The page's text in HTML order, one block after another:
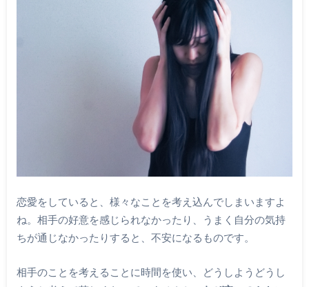
恋愛をしていると、様々なことを考え込んでしまいますよ
ね。相手の好意を感じられなかったり、うまく自分の気持
ちが通じなかったりすると、不安になるものです。
相手のことを考えることに時間を使い、どうしようどうし